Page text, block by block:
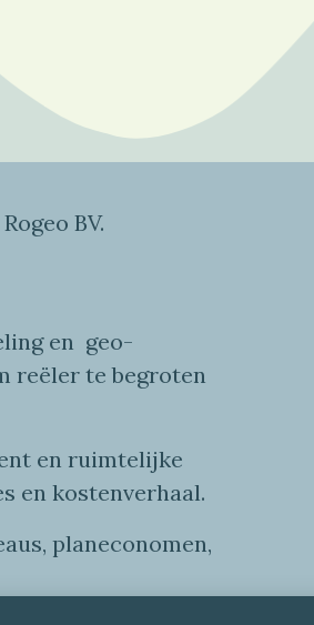
BV.
en geo-
reëler te begroten
en ruimtelijke
en kostenverhaal.
planeconomen,